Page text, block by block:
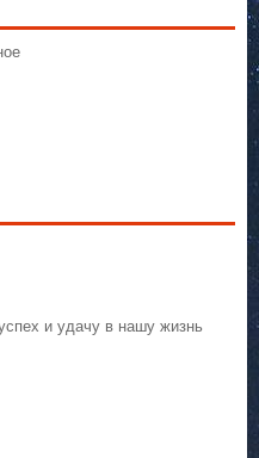
и удачу в нашу жизнь